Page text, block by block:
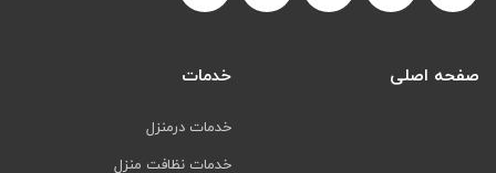
صفحه اصلی خدمات
خدمات درمنزل
خدمات نظافت منزل